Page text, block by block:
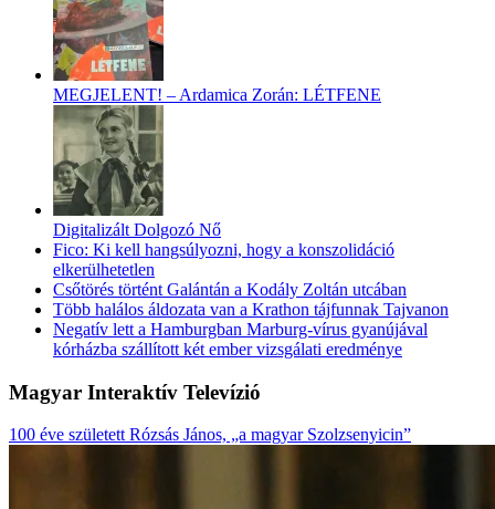
MEGJELENT! – Ardamica Zorán: LÉTFENE
Digitalizált Dolgozó Nő
Fico: Ki kell hangsúlyozni, hogy a konszolidáció
elkerülhetetlen
Csőtörés történt Galántán a Kodály Zoltán utcában
Több halálos áldozata van a Krathon tájfunnak Tajvanon
Negatív lett a Hamburgban Marburg-vírus gyanújával
kórházba szállított két ember vizsgálati eredménye
Magyar Interaktív Televízió
100 éve született Rózsás János, „a magyar Szolzsenyicin”